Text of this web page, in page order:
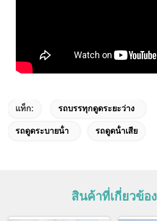
แท็ก: รถบรรทุกดูดระยะว่าง
รถดูดระบายน้ํา รถดูดน้ําเสีย
สินค้าที่เกี่ยวข้อง